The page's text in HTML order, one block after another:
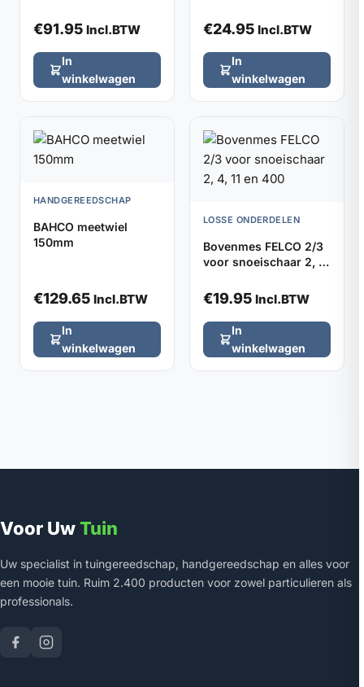
€91.95 Incl.BTW
In
winkelwagen
€24.95 Incl.BTW
In
winkelwagen
HANDGEREEDSCHAP
BAHCO meetwiel
150mm
€129.65 Incl.BTW
In
winkelwagen
LOSSE ONDERDELEN
Bovenmes FELCO 2/3
voor snoeischaar 2, 4,
€19.95 Incl.BTW
In
winkelwagen
Voor UwTuin
Uw specialist in tuingereedschap, handgereedschap en alles voor
een mooie tuin. Ruim 2.400 producten voor zowel particulieren als
professionals.